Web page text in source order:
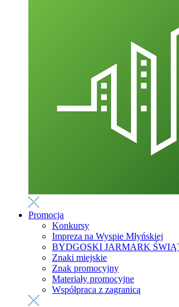
Promocja
Konkursy
Impreza na Wyspie Młyńskiej
BYDGOSKI JARMARK
Znaki miejskie
Znak promocyjny
Materiały promocyjne
Współpraca z zagranicą